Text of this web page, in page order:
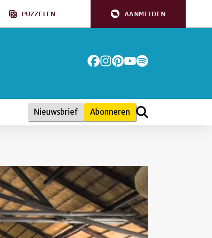
PUZZELEN AANMELDEN
Nieuwsbrief Abonneren